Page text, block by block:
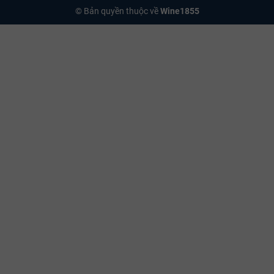
© Bản quyền thuộc vềWine1855